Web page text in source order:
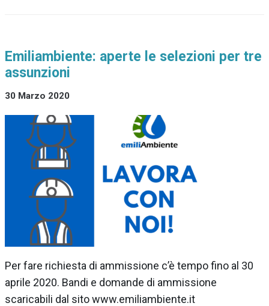
Emiliambiente: aperte le selezioni per tre
assunzioni
30 Marzo 2020
Per fare richiesta di ammissione c’è tempo fino al 30
aprile 2020. Bandi e domande di ammissione
scaricabili dal sito www.emiliambiente.it